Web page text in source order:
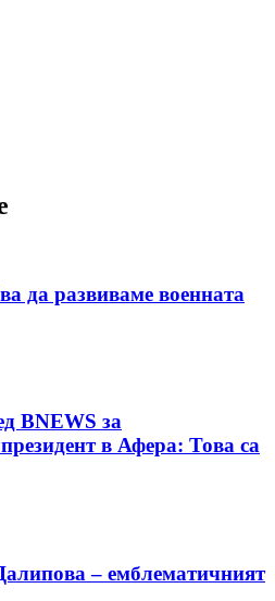
да развиваме военната
BNEWS за
в Афера: Това са
– емблематичният